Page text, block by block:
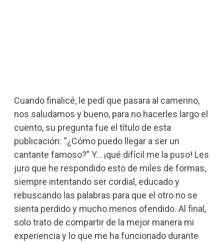
Cuando finalicé, le pedí que pasara al camerino,
nos saludamos y bueno, para no hacerles largo el
cuento, su pregunta fue el título de esta
publicación: “¿Cómo puedo llegar a ser un
cantante famoso?” Y… ¡qué difícil me la puso! Les
juro que he respondido esto de miles de formas,
siempre intentando ser cordial, educado y
rebuscando las palabras para que el otro no se
sienta perdido y mucho menos ofendido. Al final,
solo trato de compartir de la mejor manera mi
experiencia y lo que me ha funcionado durante